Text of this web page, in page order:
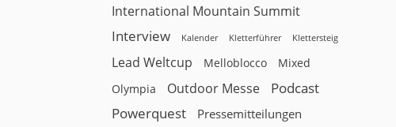
International Mountain Summit
Interview Kalender Kletterführer Klettersteig
Lead Weltcup Melloblocco Mixed
Olympia Outdoor Messe
Podcast
Powerquest
Pressemitteilungen